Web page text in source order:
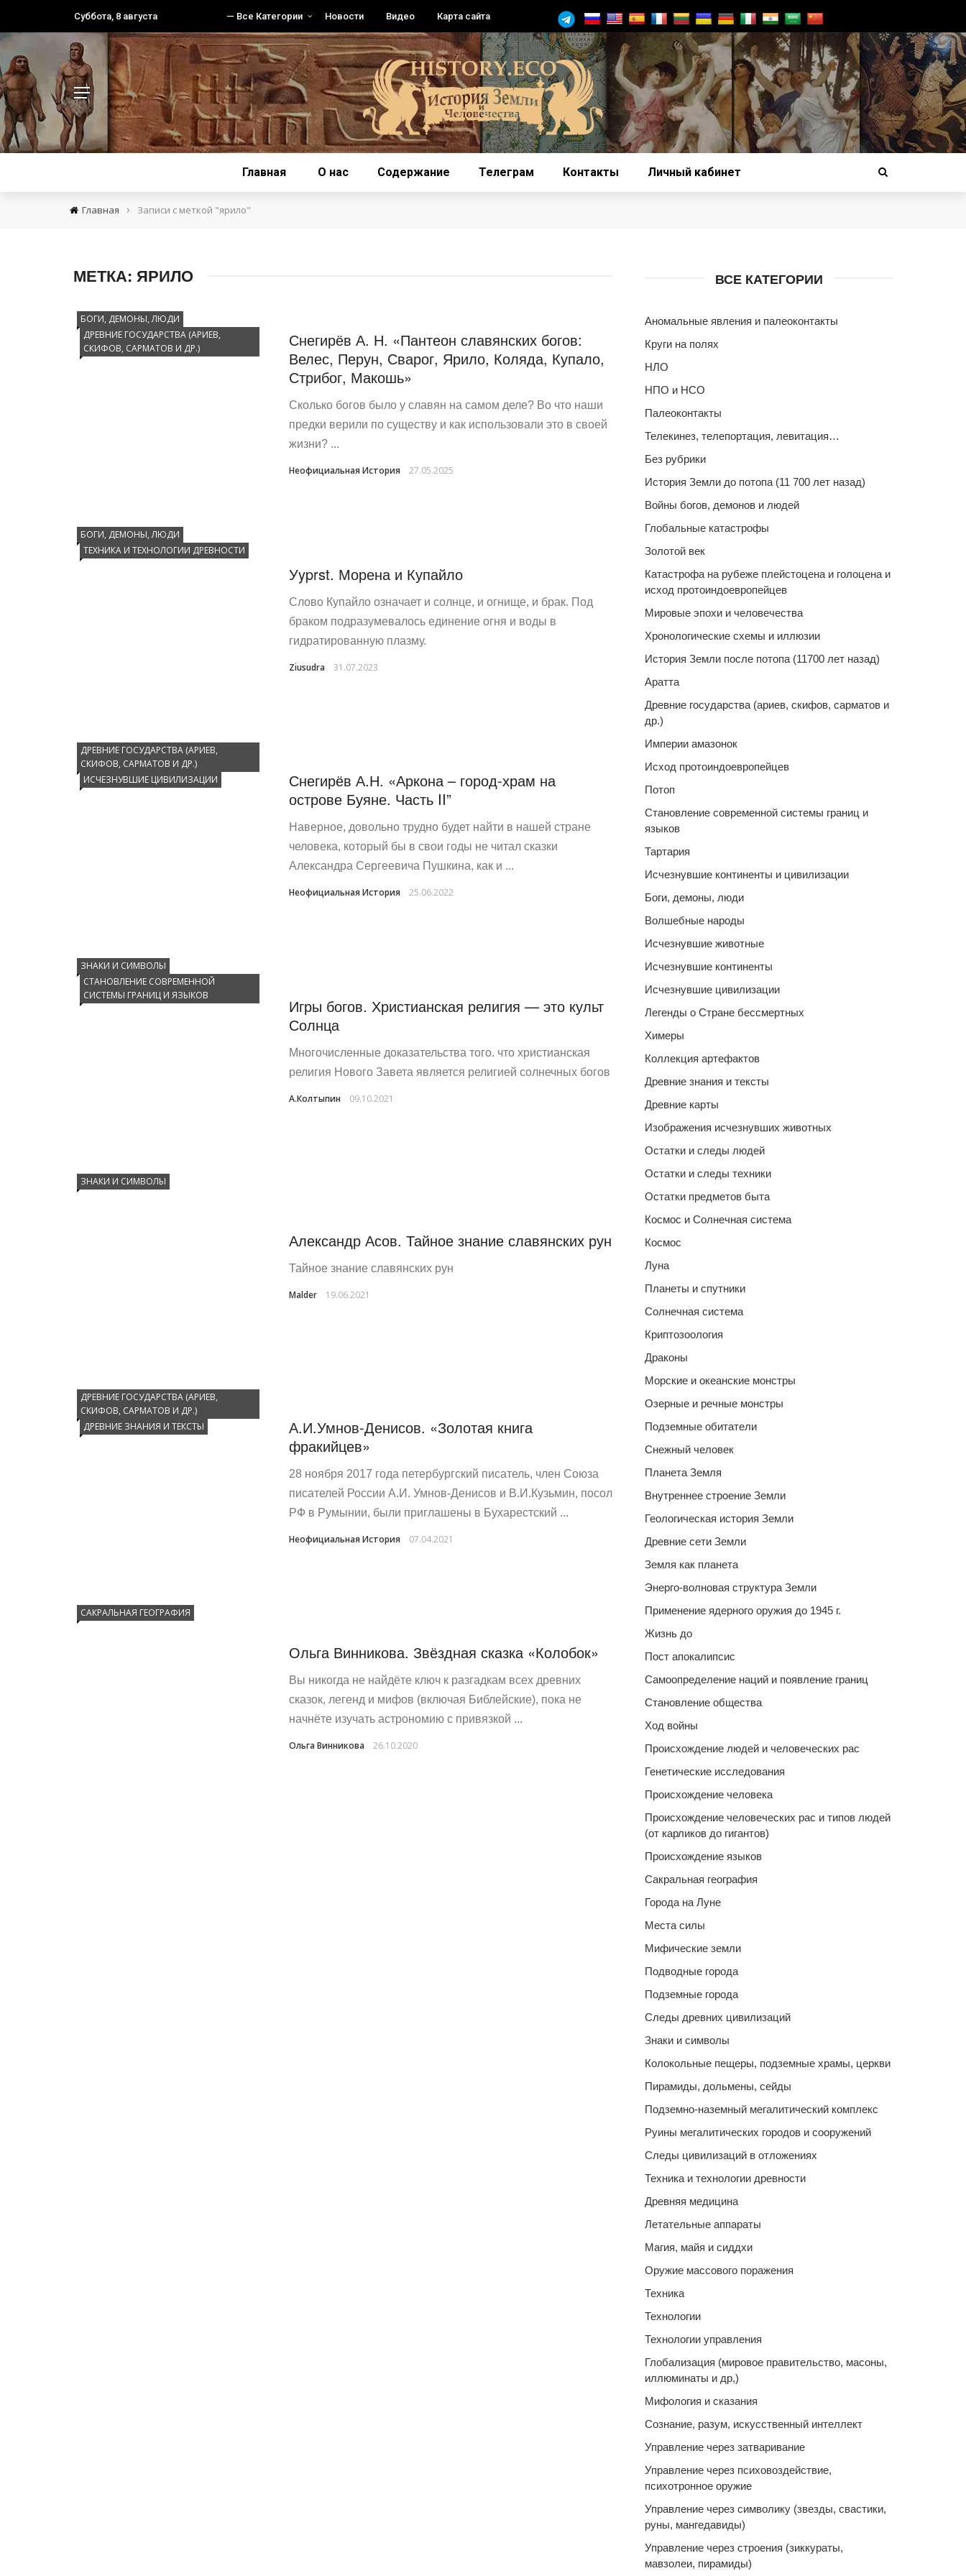
Суббота, 8 августа — Все Категории Новости Видео Карта сайта
Главная О нас Содержание Телеграм Контакты Личный кабинет
Главная › Записи с меткой "ярило"
МЕТКА: ЯРИЛО
БОГИ, ДЕМОНЫ, ЛЮДИ
ДРЕВНИЕ ГОСУДАРСТВА (АРИЕВ,
СКИФОВ, САРМАТОВ И ДР.)
Снегирёв А. Н. «Пантеон славянских богов:
Велес, Перун, Сварог, Ярило, Коляда, Купало,
Стрибог, Макошь»
Сколько богов было у славян на самом деле? Во что наши
предки верили по существу и как использовали это в своей
жизни? ...
Неофициальная История 27.05.2025
БОГИ, ДЕМОНЫ, ЛЮДИ
ТЕХНИКА И ТЕХНОЛОГИИ ДРЕВНОСТИ
Уyprst. Морена и Купайло
Слово Купайло означает и солнце, и огнище, и брак. Под
браком подразумевалось единение огня и воды в
гидратированную плазму.
Ziusudra 31.07.2023
ДРЕВНИЕ ГОСУДАРСТВА (АРИЕВ,
СКИФОВ, САРМАТОВ И ДР.)
ИСЧЕЗНУВШИЕ ЦИВИЛИЗАЦИИ
Снегирёв А.Н. «Аркона – город-храм на
острове Буяне. Часть II”
Наверное, довольно трудно будет найти в нашей стране
человека, который бы в свои годы не читал сказки
Александра Сергеевича Пушкина, как и ...
Неофициальная История 25.06.2022
ЗНАКИ И СИМВОЛЫ
СТАНОВЛЕНИЕ СОВРЕМЕННОЙ
СИСТЕМЫ ГРАНИЦ И ЯЗЫКОВ
Игры богов. Христианская религия — это культ
Солнца
Многочисленные доказательства того. что христианская
религия Нового Завета является религией солнечных богов
А.Колтыпин 09.10.2021
ЗНАКИ И СИМВОЛЫ
Александр Асов. Тайное знание славянских рун
Тайное знание славянских рун
Malder 19.06.2021
ДРЕВНИЕ ГОСУДАРСТВА (АРИЕВ,
СКИФОВ, САРМАТОВ И ДР.)
ДРЕВНИЕ ЗНАНИЯ И ТЕКСТЫ
А.И.Умнов-Денисов. «Золотая книга
фракийцев»
28 ноября 2017 года петербургский писатель, член Союза
писателей России А.И. Умнов-Денисов и В.И.Кузьмин, посол
РФ в Румынии, были приглашены в Бухарестский ...
Неофициальная История 07.04.2021
САКРАЛЬНАЯ ГЕОГРАФИЯ
Ольга Винникова. Звёздная сказка «Колобок»
Вы никогда не найдёте ключ к разгадкам всех древних
сказок, легенд и мифов (включая Библейские), пока не
начнёте изучать астрономию с привязкой ...
Ольга Винникова 26.10.2020
ВСЕ КАТЕГОРИИ
Аномальные явления и палеоконтакты
Круги на полях
НЛО
НПО и НСО
Палеоконтакты
Телекинез, телепортация, левитация…
Без рубрики
История Земли до потопа (11 700 лет назад)
Войны богов, демонов и людей
Глобальные катастрофы
Золотой век
Катастрофа на рубеже плейстоцена и голоцена и
исход протоиндоевропейцев
Мировые эпохи и человечества
Хронологические схемы и иллюзии
История Земли после потопа (11700 лет назад)
Аратта
Древние государства (ариев, скифов, сарматов и
др.)
Империи амазонок
Исход протоиндоевропейцев
Потоп
Становление современной системы границ и
языков
Тартария
Исчезнувшие континенты и цивилизации
Боги, демоны, люди
Волшебные народы
Исчезнувшие животные
Исчезнувшие континенты
Исчезнувшие цивилизации
Легенды о Стране бессмертных
Химеры
Коллекция артефактов
Древние знания и тексты
Древние карты
Изображения исчезнувших животных
Остатки и следы людей
Остатки и следы техники
Остатки предметов быта
Космос и Солнечная система
Космос
Луна
Планеты и спутники
Солнечная система
Криптозоология
Драконы
Морские и океанские монстры
Озерные и речные монстры
Подземные обитатели
Снежный человек
Планета Земля
Внутреннее строение Земли
Геологическая история Земли
Древние сети Земли
Земля как планета
Энерго-волновая структура Земли
Применение ядерного оружия до 1945 г.
Жизнь до
Пост апокалипсис
Самоопределение наций и появление границ
Становление общества
Ход войны
Происхождение людей и человеческих рас
Генетические исследования
Происхождение человека
Происхождение человеческих рас и типов людей
(от карликов до гигантов)
Происхождение языков
Сакральная география
Города на Луне
Места силы
Мифические земли
Подводные города
Подземные города
Следы древних цивилизаций
Знаки и символы
Колокольные пещеры, подземные храмы, церкви
Пирамиды, дольмены, сейды
Подземно-наземный мегалитический комплекс
Руины мегалитических городов и сооружений
Следы цивилизаций в отложениях
Техника и технологии древности
Древняя медицина
Летательные аппараты
Магия, майя и сиддхи
Оружие массового поражения
Техника
Технологии
Технологии управления
Глобализация (мировое правительство, масоны,
иллюминаты и др,)
Мифология и сказания
Сознание, разум, искусственный интеллект
Управление через затваривание
Управление через психовоздействие,
психотронное оружие
Управление через символику (звезды, свастики,
руны, мангедавиды)
Управление через строения (зиккураты,
мавзолеи, пирамиды)